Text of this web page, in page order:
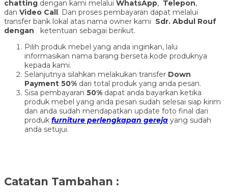
chatting dengan kami melalui WhatsApp, Telepon,
dan Video Call. Dan proses pembayaran dapat melalui
transfer bank lokal atas nama owner kami Sdr. Abdul Rouf
dengan ketentuan sebagai berikut.
Pilih produk mebel yang anda inginkan, lalu
informasikan nama barang berseta kode produknya
kepada kami.
Selanjutnya silahkan melakukan transfer Down
Payment 50% dari total produk yang anda pesan.
Sisa pembayaran 50% dapat anda bayarkan ketika
produk mebel yang anda pesan sudah selesai siap kirim
dan anda sudah mendapatkan update foto final dari
produk furniture perlengkapan gereja yang sudah
anda setujui.
Catatan Tambahan :